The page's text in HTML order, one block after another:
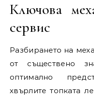
Ключова
сервис
Разбирането на
от съществено
оптимално
хвърлите топката